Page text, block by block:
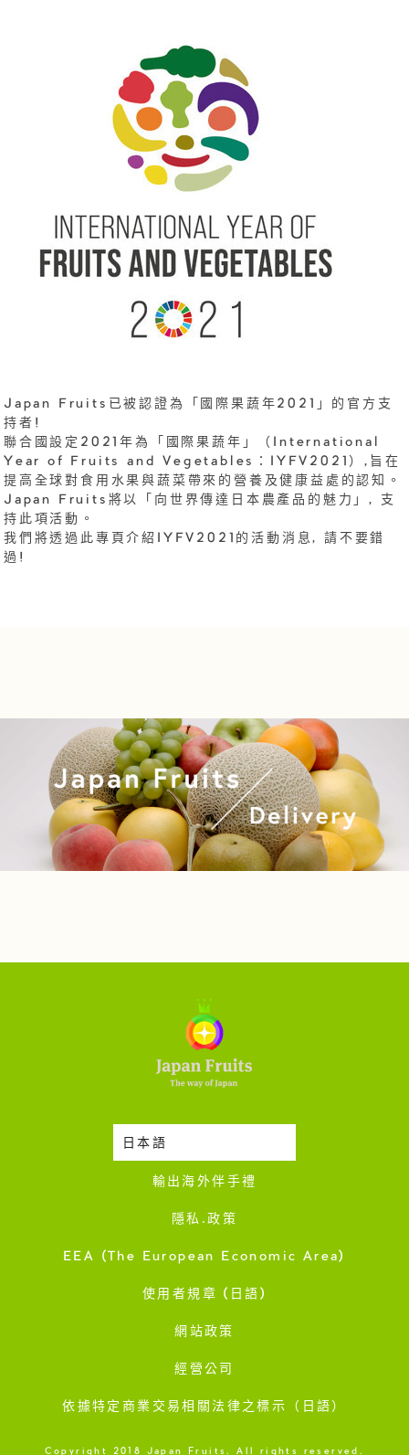
Japan Fruits已被認證為「國際果蔬年2021」的官方支
持者!
聯合國設定2021年為「國際果蔬年」（International
Year of Fruits and Vegetables：IYFV2021）,旨在
提高全球對食用水果與蔬菜帶來的營養及健康益處的認知。
Japan Fruits將以「向世界傳達日本農產品的魅力」, 支
持此項活動。
我們將透過此專頁介紹IYFV2021的活動消息, 請不要錯
過!
日本語時令蔬果收成表
輸出海外伴手禮
隱私·政策
EEA (The European Economic Area)
使用者規章 (日語)
網站政策
經營公司
依據特定商業交易相關法律之標示（日語）
Copyright 2018 Japan Fruits. All rights reserved.